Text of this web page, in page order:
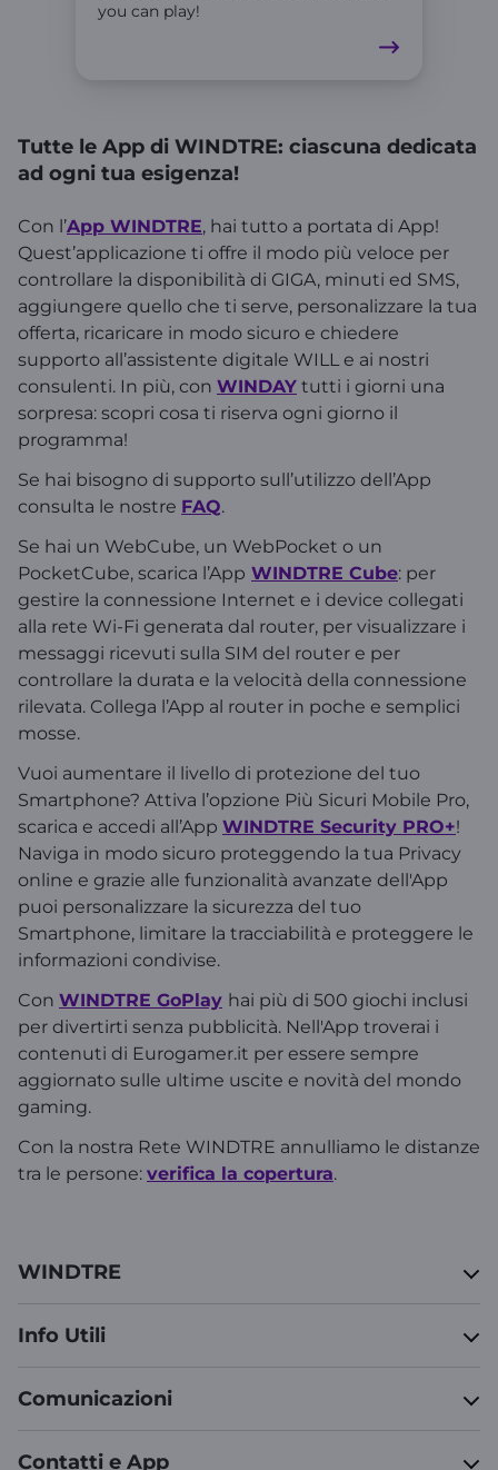
you can play!
Tutte le App di WINDTRE: ciascuna dedicata
ad ogni tua esigenza!
Con l’App WINDTRE, hai tutto a portata di App!
Quest’applicazione ti offre il modo più veloce per
controllare la disponibilità di GIGA, minuti ed SMS,
aggiungere quello che ti serve, personalizzare la tua
offerta, ricaricare in modo sicuro e chiedere
supporto all’assistente digitale WILL e ai nostri
consulenti. In più, con WINDAY tutti i giorni una
sorpresa: scopri cosa ti riserva ogni giorno il
programma!
Se hai bisogno di supporto sull’utilizzo dell’App
consulta le nostre FAQ.
Se hai un WebCube, un WebPocket o un
PocketCube, scarica l’App WINDTRE Cube: per
gestire la connessione Internet e i device collegati
alla rete Wi-Fi generata dal router, per visualizzare i
messaggi ricevuti sulla SIM del router e per
controllare la durata e la velocità della connessione
rilevata. Collega l’App al router in poche e semplici
mosse.
Vuoi aumentare il livello di protezione del tuo
Smartphone? Attiva l’opzione Più Sicuri Mobile Pro,
scarica e accedi all’App WINDTRE Security PRO+!
Naviga in modo sicuro proteggendo la tua Privacy
online e grazie alle funzionalità avanzate dell'App
puoi personalizzare la sicurezza del tuo
Smartphone, limitare la tracciabilità e proteggere le
informazioni condivise.
Con WINDTRE GoPlay hai più di 500 giochi inclusi
per divertirti senza pubblicità. Nell'App troverai i
contenuti di Eurogamer.it per essere sempre
aggiornato sulle ultime uscite e novità del mondo
gaming.
Con la nostra Rete WINDTRE annulliamo le distanze
tra le persone: verifica la copertura.
WINDTRE
Info Utili
Comunicazioni
Contatti e App